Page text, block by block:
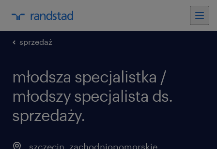
sprzedaż
młodsza specjalistka /
młodszy specjalista ds.
sprzedaży.
szczecin, zachodniopomorskie